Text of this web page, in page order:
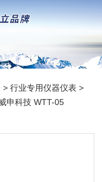
>行业专用仪器仪表 >
申科技 WTT-05